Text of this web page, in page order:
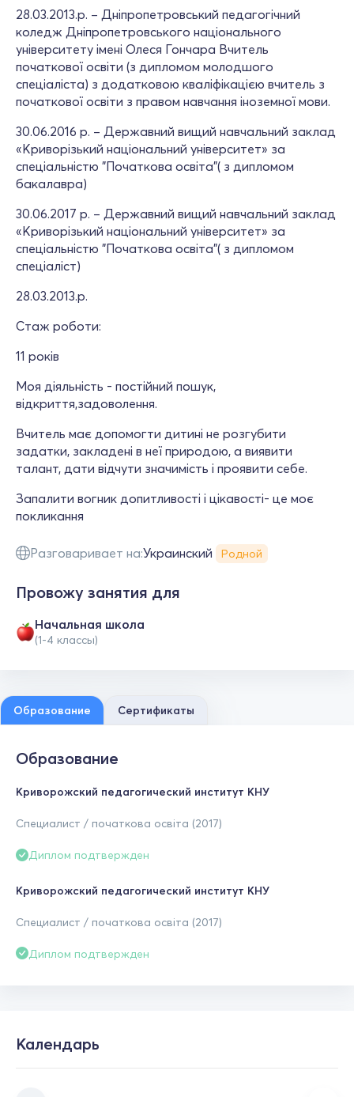
28.03.2013.р. – Дніпропетровський педагогічний
коледж Дніпропетровського національного
університету імені Олеся Гончара Вчитель
початкової освіти (з дипломом молодшого
спеціаліста) з додатковою кваліфікацією вчитель з
початкової освіти з правом навчання іноземної мови.
30.06.2016 р. – Державний вищий навчальний заклад
«Криворізький національний університет» за
спеціальністю "Початкова освіта"( з дипломом
бакалавра)
30.06.2017 р. – Державний вищий навчальний заклад
«Криворізький національний університет» за
спеціальністю "Початкова освіта"( з дипломом
спеціаліст)
28.03.2013.р.
Стаж роботи:
11 років
Моя діяльність - постійний пошук,
відкриття,задоволення.
Вчитель має допомогти дитині не розгубити
задатки, закладені в неї природою, а виявити
талант, дати відчути значимість і проявити себе.
Запалити вогник допитливості і цікавості- це моє
покликання
Разговаривает на:Украинский Родной
Провожу занятия для
Начальная школа
(1-4 классы)
Образование Сертификаты
Образование
Криворожский педагогический институт КНУ
Специалист / початкова освіта (2017)
Диплом подтвержден
Криворожский педагогический институт КНУ
Специалист / початкова освіта (2017)
Диплом подтвержден
Календарь